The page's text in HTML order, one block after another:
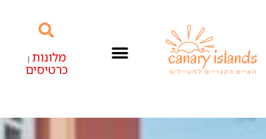
מלונות|
כרטיסים